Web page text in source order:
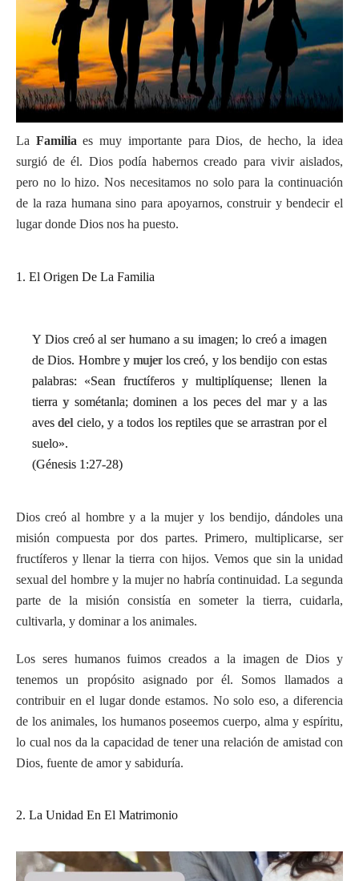
La Familia es muy importante para Dios, de hecho, la idea
surgió de él. Dios podía habernos creado para vivir aislados,
pero no lo hizo. Nos necesitamos no solo para la continuación
de la raza humana sino para apoyarnos, construir y bendecir el
lugar donde Dios nos ha puesto.
1. El Origen De La Familia
Y Dios creó al ser humano a su imagen; lo creó a imagen
de Dios. Hombre y mujer los creó, y los bendijo con estas
palabras: «Sean fructíferos y multiplíquense; llenen la
tierra y sométanla; dominen a los peces del mar y a las
aves del cielo, y a todos los reptiles que se arrastran por el
suelo».
(Génesis 1:27-28)
Dios creó al hombre y a la mujer y los bendijo, dándoles una
misión compuesta por dos partes. Primero, multiplicarse, ser
fructíferos y llenar la tierra con hijos. Vemos que sin la unidad
sexual del hombre y la mujer no habría continuidad. La segunda
parte de la misión consistía en someter la tierra, cuidarla,
cultivarla, y dominar a los animales.
Los seres humanos fuimos creados a la imagen de Dios y
tenemos un propósito asignado por él. Somos llamados a
contribuir en el lugar donde estamos. No solo eso, a diferencia
de los animales, los humanos poseemos cuerpo, alma y espíritu,
lo cual nos da la capacidad de tener una relación de amistad con
Dios, fuente de amor y sabiduría.
2. La Unidad En El Matrimonio